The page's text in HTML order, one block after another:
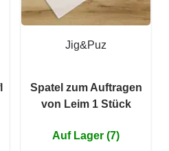
Jig&Puz
Spatel zum Auftragen
von Leim 1 Stück
Auf Lager (7)